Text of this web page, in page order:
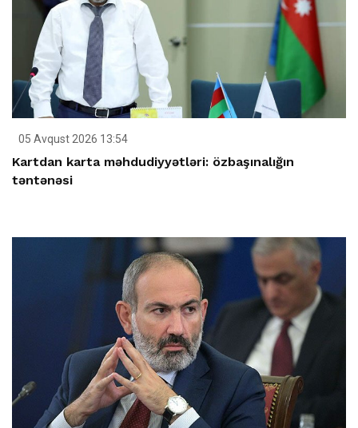
05 Avqust 2026 13:54
Kartdan karta məhdudiyyətləri: özbaşınalığın
təntənəsi